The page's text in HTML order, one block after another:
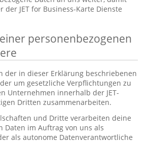
JET for Business-Karte Dienste
personenbezogenen
der in dieser Erklärung beschriebenen
um gesetzliche Verpflichtungen zu
Unternehmen innerhalb der JET-
Dritten zusammenarbeiten.
und Dritte verarbeiten deine
Daten im Auftrag von uns als
als autonome Datenverantwortliche